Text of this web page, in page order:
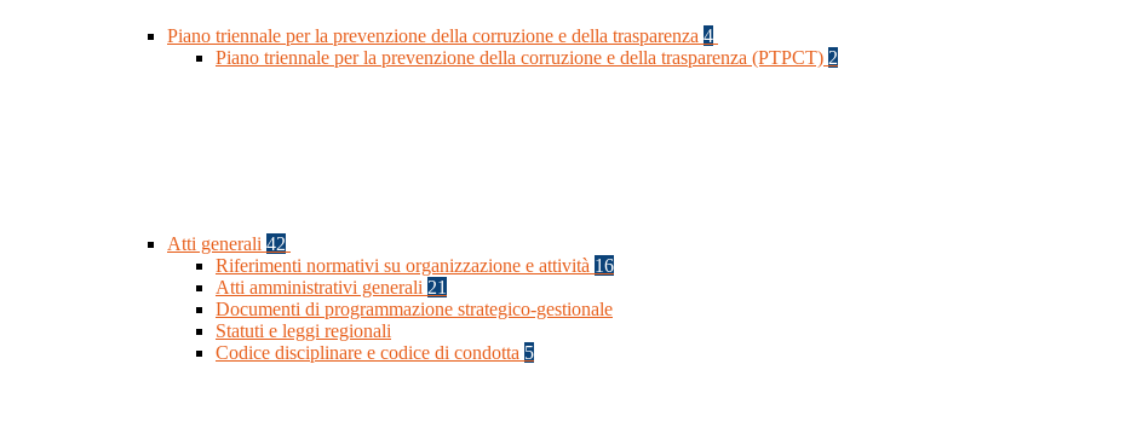
Piano triennale per la prevenzione della corruzione e della trasparenza 4
Piano triennale per la prevenzione della corruzione e della trasparenza (PTPCT) 2
Atti generali 42
Riferimenti normativi su organizzazione e attività 16
Atti amministrativi generali 21
Documenti di programmazione strategico-gestionale
Statuti e leggi regionali
Codice disciplinare e codice di condotta 5